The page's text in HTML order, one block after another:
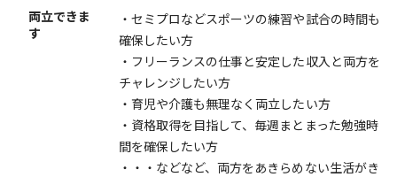
両立できま
す
・セミプロなどスポーツの練習や試合の時間も
確保したい方
・フリーランスの仕事と安定した収入と両方を
チャレンジしたい方
・育児や介護も無理なく両立したい方
・資格取得を目指して、毎週まとまった勉強時
間を確保したい方
・・・などなど、両方をあきらめない生活がき